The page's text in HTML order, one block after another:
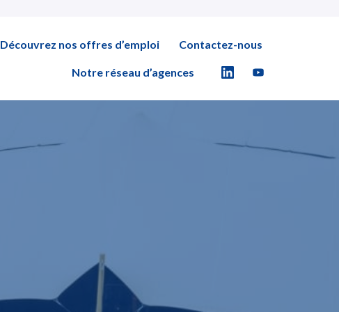
Découvrez nos offres d’emploi Contactez-nous
Notre réseau d’agences